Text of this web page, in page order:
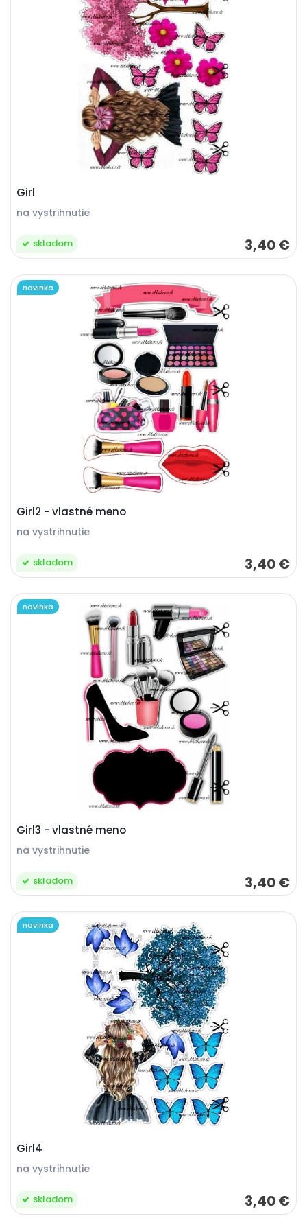
Girl
na vystrihnutie
3,40 €
skladom
Girl2 - vlastné meno
na vystrihnutie
3,40 €
skladom
novinka
Girl3 - vlastné meno
na vystrihnutie
3,40 €
skladom
novinka
Girl4
na vystrihnutie
3,40 €
skladom
novinka